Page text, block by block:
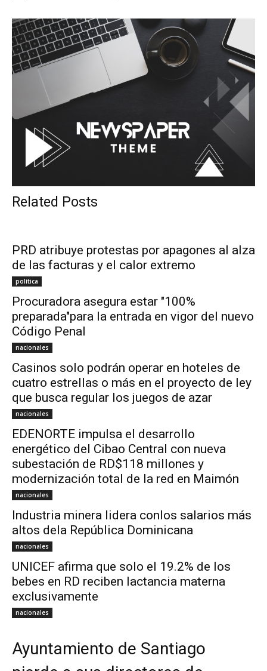
Related Posts
PRD atribuye protestas por apagones al alza
de las facturas y el calor extremo
política
Procuradora asegura estar "100%
preparada"para la entrada en vigor del nuevo
Código Penal
nacionales
Casinos solo podrán operar en hoteles de
cuatro estrellas o más en el proyecto de ley
que busca regular los juegos de azar
nacionales
EDENORTE impulsa el desarrollo
energético del Cibao Central con nueva
subestación de RD$118 millones y
modernización total de la red en Maimón
nacionales
Industria minera lidera conlos salarios más
altos dela República Dominicana
nacionales
UNICEF afirma que solo el 19.2% de los
bebes en RD reciben lactancia materna
exclusivamente
nacionales
Ayuntamiento de Santiago